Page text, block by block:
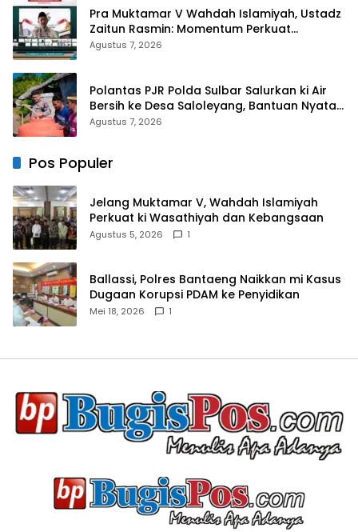
Pra Muktamar V Wahdah Islamiyah, Ustadz
Zaitun Rasmin: Momentum Perkuat
Konsolidasi dan Evaluasi Perjalanan
Agustus 7, 2026
Polantas PJR Polda Sulbar Salurkan ki Air
Bersih ke Desa Saloleyang, Bantuan Nyata
di Tengah Musim Kemarau
Agustus 7, 2026
Pos Populer
Jelang Muktamar V, Wahdah Islamiyah
Perkuat ki Wasathiyah dan Kebangsaan
Agustus 5, 2026 1
Ballassi, Polres Bantaeng Naikkan mi Kasus
Dugaan Korupsi PDAM ke Penyidikan
Mei 18, 2026 1